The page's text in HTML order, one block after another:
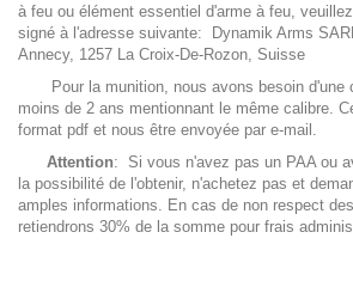
à feu ou élément essentiel d'arme à feu,
signé à l'adresse suivante: Dynamik Arms
Annecy, 1257 La Croix-De-Rozon, Suisse
Pour la munition, nous avons besoin d'une
moins de 2 ans mentionnant le même calibre.
format pdf et nous être envoyée par e-mail.
Attention: Si vous n'avez pas un PAA ou
la possibilité de l'obtenir, n'achetez pas et
amples informations. En cas de non respect
retiendrons 30% de la somme pour frais